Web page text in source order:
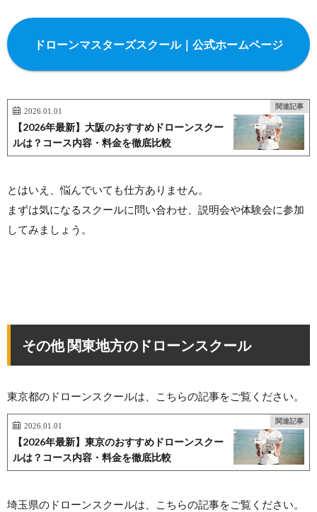
ドローンマスターズスクール｜公式ホームページ
関連記事
2026.01.01
【2026年最新】大阪のおすすめドローンスクー
ルは？コース内容・料金を徹底比較
とはいえ、悩んでいても仕方ありません。
まずは気になるスクールに問い合わせ、説明会や体験会に参加
してみましょう。
その他 関東地方のドローンスクール
東京都のドローンスクールは、こちらの記事をご覧ください。
関連記事
2026.01.01
【2026年最新】東京のおすすめドローンスクー
ルは？コース内容・料金を徹底比較
埼玉県のドローンスクールは、こちらの記事をご覧ください。